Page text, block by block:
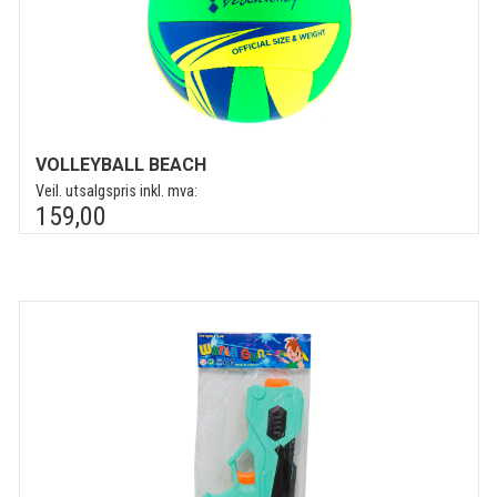
VOLLEYBALL BEACH
Veil. utsalgspris inkl. mva:
159,00